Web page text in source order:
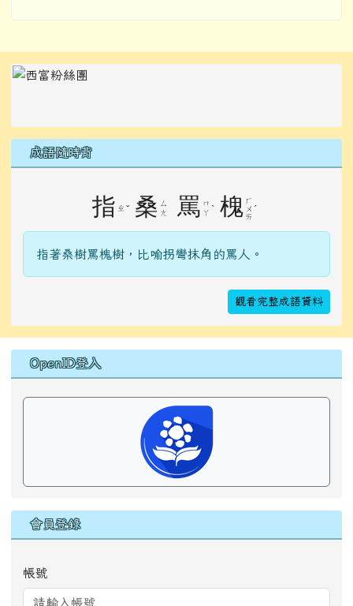
左邊區域內容
成語隨時背
指 ㄓ ˇ 桑 ㄙ
ㄤ
罵 ㄇ
ㄚ ˋ 槐 ㄏ
ㄨ
ㄞ
ˊ
指著桑樹罵槐樹，比喻拐彎抹角的罵人。
觀看完整成語資料
右邊區域內容
OpenID登入
會員登錄
帳號